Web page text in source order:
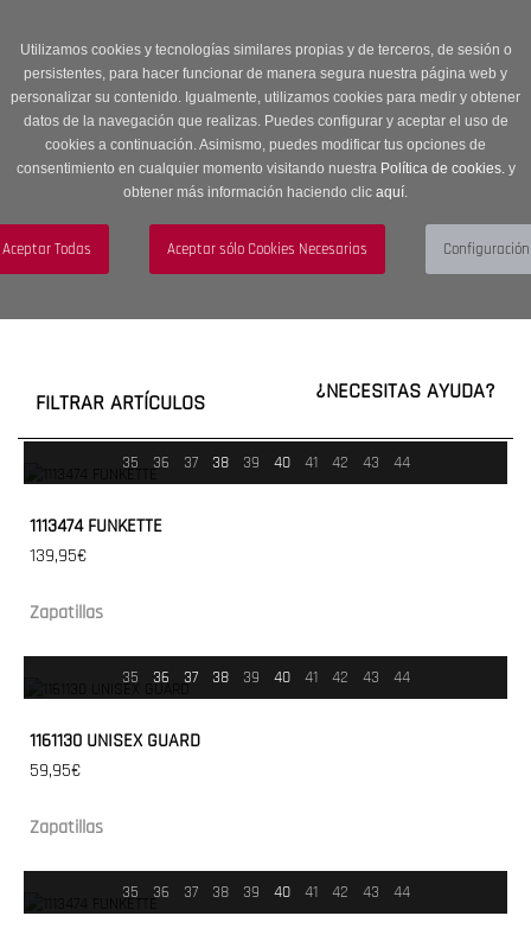
Utilizamos cookies y tecnologías similares propias y de terceros, de sesión o
persistentes, para hacer funcionar de manera segura nuestra página web y
personalizar su contenido. Igualmente, utilizamos cookies para medir y obtener
datos de la navegación que realizas. Puedes configurar y aceptar el uso de
cookies a continuación. Asimismo, puedes modificar tus opciones de
consentimiento en cualquier momento visitando nuestra Política de cookies.y
obtener más información haciendo clic aquí.
descuento en Sección OUTLET con código OUTLET20
navigation
Menú
FILTRAR ARTÍCULOS ¿NECESITAS AYUDA?
35 36 37 38 39 40 41 42 43 44
1113474 FUNKETTE
139,95€
Zapatillas
35 36 37 38 39 40 41 42 43 44
1161130 UNISEX GUARD
59,95€
Zapatillas
35 36 37 38 39 40 41 42 43 44